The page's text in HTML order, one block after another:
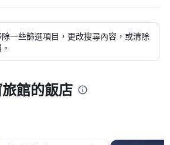
一些篩選項目，更改搜尋內容，或清除
館的飯店